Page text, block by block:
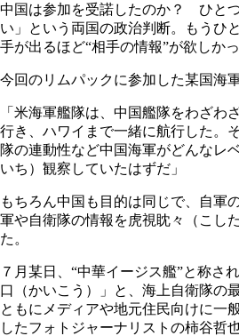
中国は参加を受諾したのか？ ひと
い」という両国の政治判断。もうひ
手が出るほど“相手の情報”が欲しかっ
今回のリムパックに参加した某国海
「米海軍艦隊は、中国艦隊をわざわ
行き、ハワイまで一緒に航行した。
隊の連動性など中国海軍がどんなレ
いち）観察していたはずだ」
もちろん中国も目的は同じで、自軍
軍や自衛隊の情報を虎視眈々（こし
た。
７月某日、“中華イージス艦”と称さ
口（かいこう）」と、海上自衛隊の
ともにメディアや地元住民向けに一
したフォトジャーナリストの柿谷哲